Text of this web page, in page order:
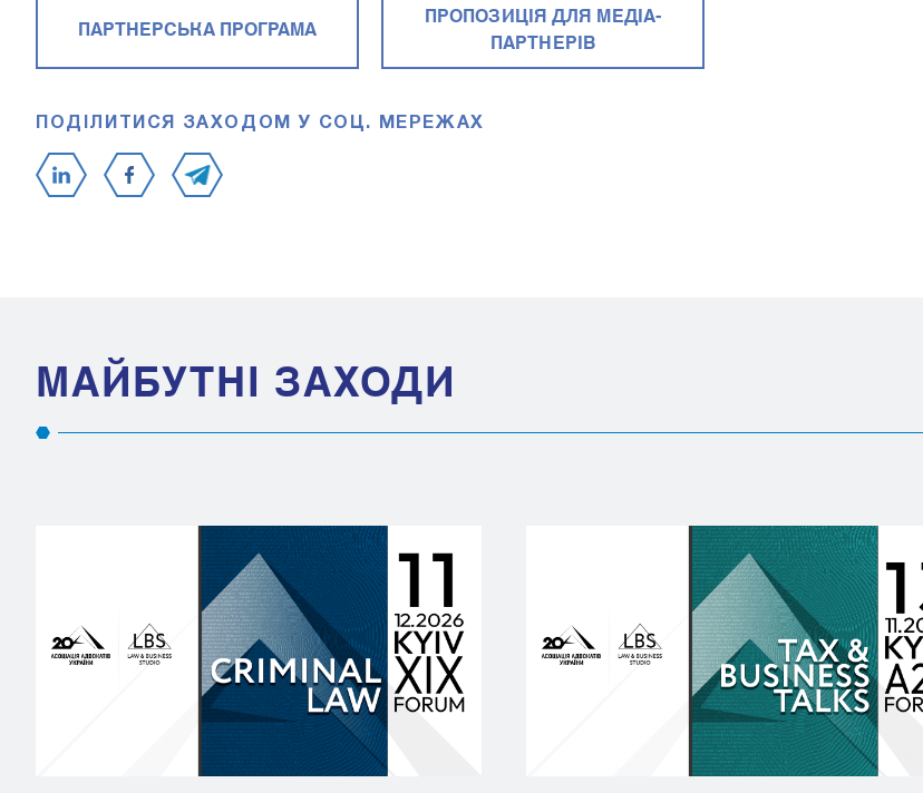
ПАРТНЕРСЬКА ПРОГРАМА
ПРОПОЗИЦІЯ ДЛЯ МЕДІА-
ПАРТНЕРІВ
ПОДІЛИТИСЯ ЗАХОДОМ У СОЦ. МЕРЕЖАХ
МАЙБУТНІ ЗАХОДИ